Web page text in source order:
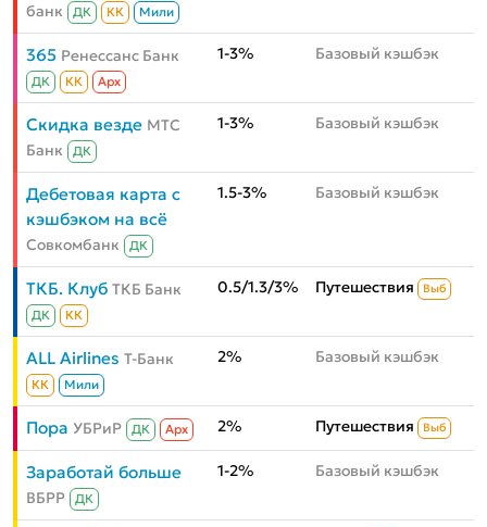
банк ДК КК Мили
365 Ренессанс Банк
ДК КК Aрх
1-3% Базовый кэшбэк
Скидка везде МТС
Банк
ДК
1-3% Базовый кэшбэк
Дебетовая карта с
кэшбэком на всё
Совкомбанк ДК
1.5-3% Базовый кэшбэк
ТКБ. Клуб ТКБ Банк
ДК КК
0.5/1.3/3% Путешествия Выб
ALL Airlines Т-Банк
КК Мили
2% Базовый кэшбэк
Пора УБРиР ДК Aрх 2% Путешествия Выб
Заработай больше
ВБРР ДК
1-2% Базовый кэшбэк